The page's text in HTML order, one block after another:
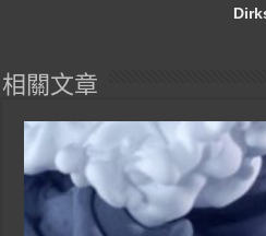
相關文章